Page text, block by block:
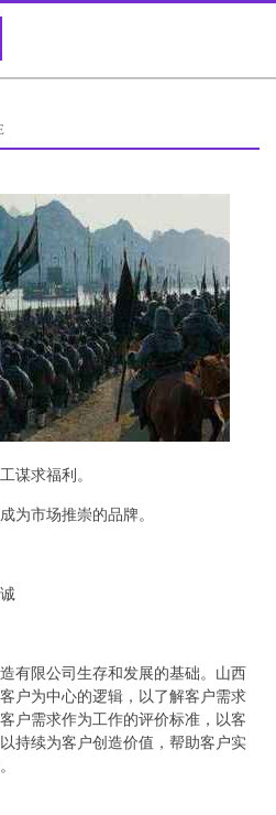
谋求福利。
为市场推崇的品牌。
有限公司生存和发展的基础。山西
户为中心的逻辑，以了解客户需求
户需求作为工作的评价标准，以客
持续为客户创造价值，帮助客户实